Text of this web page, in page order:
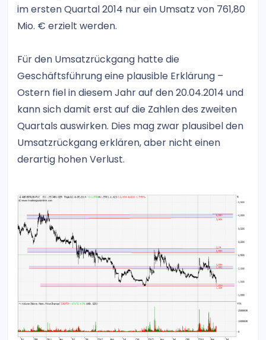
im ersten Quartal 2014 nur ein Umsatz von 761,80
Mio. € erzielt werden.
Für den Umsatzrückgang hatte die
Geschäftsführung eine plausible Erklärung –
Ostern fiel in diesem Jahr auf den 20.04.2014 und
kann sich damit erst auf die Zahlen des zweiten
Quartals auswirken. Dies mag zwar plausibel den
Umsatzrückgang erklären, aber nicht einen
derartig hohen Verlust.